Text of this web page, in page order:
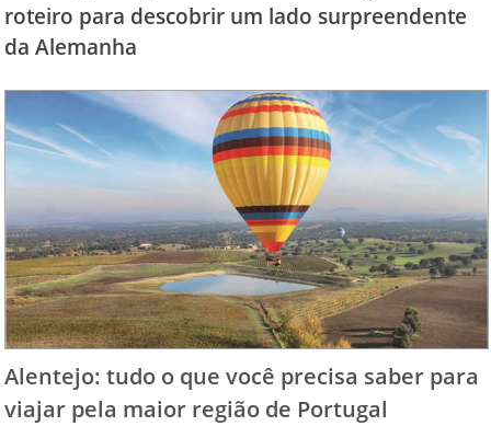
roteiro para descobrir um lado surpreendente
da Alemanha
Alentejo: tudo o que você precisa saber para
viajar pela maior região de Portugal